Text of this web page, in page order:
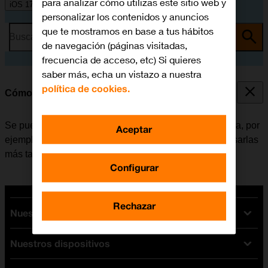
iOS 17
Busca por problema o tema
Cómo hacer una captura de pantalla
Se pueden hacer capturas de pantalla con el móvil para, por
ejemplo, compartirlas con los amigos o guardarlas y usarlas
más tarde.
Nuestras tarifas
Tarifas Orange
Tarifas fibra y móvil
Nuestros dispositivos
personalizar los contenidos y anuncios
que te mostramos en base a tus hábitos
de navegación (páginas visitadas,
frecuencia de acceso, etc) Si quieres
saber más, echa un vistazo a nuestra
política de cookies.
Configurar
Rechazar
Aceptar